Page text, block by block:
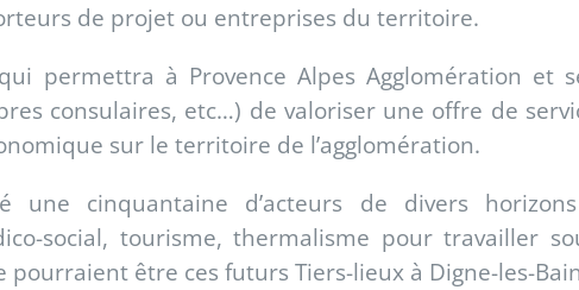
de projet ou entreprises du territoire.
permettra à Provence Alpes Agglomération et
consulaires, etc…) de valoriser une offre de
sur le territoire de l’agglomération.
cinquantaine d’acteurs de divers
social, tourisme, thermalisme pour travailler
être ces futurs Tiers-lieux à Digne-les-